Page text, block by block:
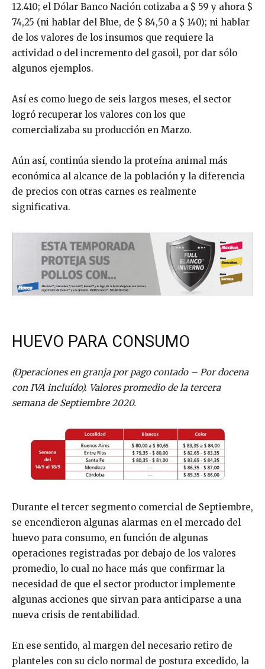
12.410; el Dólar Banco Nación cotizaba a $ 59 y ahora $
74,25 (ni hablar del Blue, de $ 84,50 a $ 140); ni hablar
de los valores de los insumos que requiere la
actividad o del incremento del gasoil, por dar sólo
algunos ejemplos.
Así es como luego de seis largos meses, el sector
logró recuperar los valores con los que
comercializaba su producción en Marzo.
Aún así, continúa siendo la proteína animal más
económica al alcance de la población y la diferencia
de precios con otras carnes es realmente
significativa.
HUEVO PARA CONSUMO
(Operaciones en granja por pago contado – Por docena
con IVA incluído). Valores promedio de la tercera
semana de Septiembre 2020.
Durante el tercer segmento comercial de Septiembre,
se encendieron algunas alarmas en el mercado del
huevo para consumo, en función de algunas
operaciones registradas por debajo de los valores
promedio, lo cual no hace más que confirmar la
necesidad de que el sector productor implemente
algunas acciones que sirvan para anticiparse a una
nueva crisis de rentabilidad.
En ese sentido, al margen del necesario retiro de
planteles con su ciclo normal de postura excedido, la